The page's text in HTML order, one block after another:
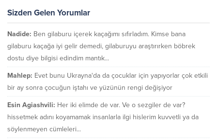
Sizden Gelen Yorumlar
Nadide: Ben gilaburu içerek kaçağımı sıfırladım. Kimse bana
gilaburu kaçağa iyi gelir demedi, gilaburuyu araştırırken böbrek
dostu diye bilgisi edindim mantık...
Mahlep: Evet bunu Ukrayna'da da çocuklar için yapıyorlar çok etkili
bir ay sonra çocuğun iştahı ve yüzünün rengi değişiyor
Esin Agiashvili: Her iki elimde de var. Ve o sezgiler de var?
hissetmek adını koyamamak insanlarla ilgi hislerim kuvvetli ya da
söylenmeyen cümleleri...